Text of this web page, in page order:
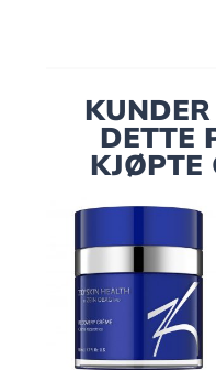
DETTE
KJØPTE